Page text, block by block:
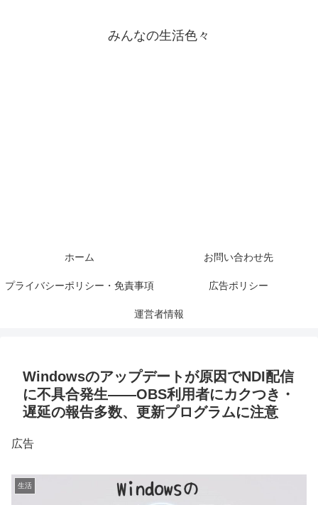
みんなの生活色々
ホーム お問い合わせ先
プライバシーポリシー・免責事項 広告ポリシー
運営者情報
Windowsのアップデートが原因でNDI配信
に不具合発生——OBS利用者にカクつき・
遅延の報告多数、更新プログラムに注意
広告
生活